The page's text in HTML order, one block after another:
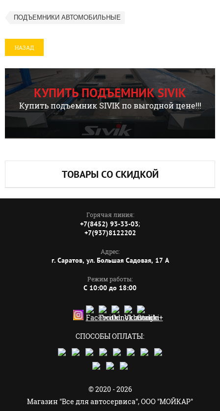
ПОДЪЕМНИКИ АВТОМОБИЛЬНЫЕ
НАЗАД
КУПИТЬ ПОДЪЕМНИК SIVIK
Купить подъемник SIVIK по выгодной цене!!!
ТОВАРЫ СО СКИДКОЙ
Горячая линия:
+7(8452) 93-33-03;
+7(937)8122202
Адрес:
г. Саратов, ул. Большая Садовая, 17 А
Режим работы:
C 10:00 до 18:00
СПОСОБЫ ОПЛАТЫ:
© 2020 - 2026
Магазин "Все для автосервиса", ООО "МОЙКАР"